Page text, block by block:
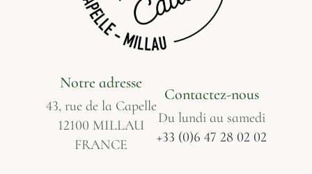
Notre adresse
43, rue de la Capelle
12100 MILLAU
FRANCE
Contactez-nous
Du lundi au samedi
+33 (0)6 47 28 02 02